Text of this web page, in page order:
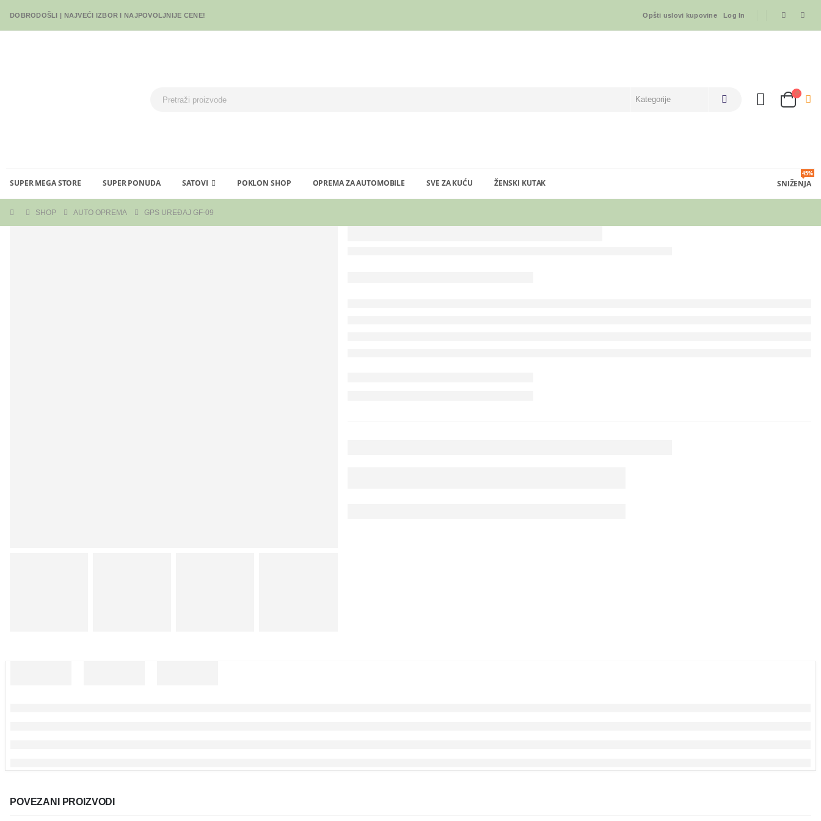
DOBRODOŠLI | NAJVEĆI IZBOR I NAJPOVOLJNIJE CENE! Opšti uslovi kupovine Log In
SUPER MEGA STORE SUPER PONUDA SATOVI POKLON SHOP OPREMA ZA AUTOMOBILE SVE ZA KUĆU ŽENSKI KUTAK SNIŽENJA
45%
SHOP AUTO OPREMA GPS UREĐAJ GF-09
POVEZANI PROIZVODI